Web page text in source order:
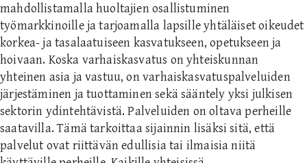
mahdollistamalla huoltajien osallistuminen
työmarkkinoille ja tarjoamalla lapsille yhtäläiset oikeudet
korkea- ja tasalaatuiseen kasvatukseen, opetukseen ja
hoivaan. Koska varhaiskasvatus on yhteiskunnan
yhteinen asia ja vastuu, on varhaiskasvatuspalveluiden
järjestäminen ja tuottaminen sekä sääntely yksi julkisen
sektorin ydintehtävistä. Palveluiden on oltava perheille
saatavilla. Tämä tarkoittaa sijainnin lisäksi sitä, että
palvelut ovat riittävän edullisia tai ilmaisia niitä